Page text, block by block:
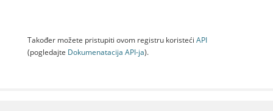
Također možete pristupiti ovom registru koristeći API
(pogledajte Dokumenаtаcijа API-jа).